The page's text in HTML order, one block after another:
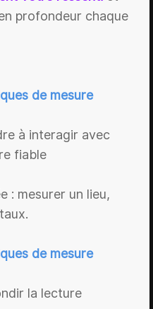
profondeur chaque
de mesure
à interagir avec
fiable
: mesurer un lieu,
de mesure
la lecture